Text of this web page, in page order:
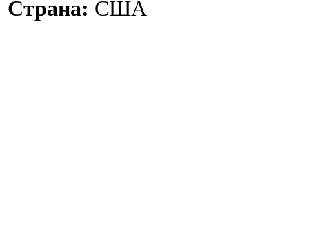
Страна: США